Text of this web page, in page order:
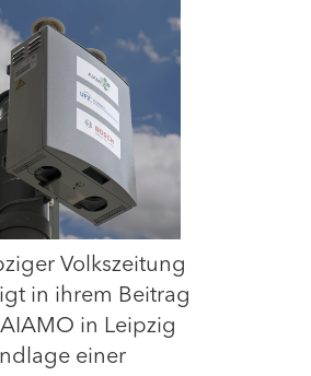
Volkszeitung
in ihrem Beitrag
in Leipzig
einer